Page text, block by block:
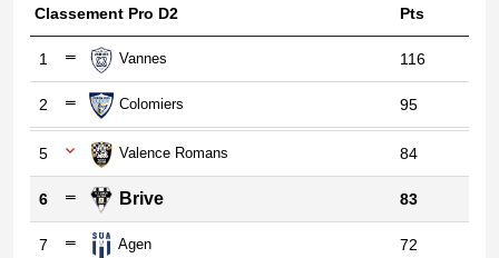
Classement Pro D2 Pts
1 Vannes 116
2 Colomiers 95
5 Valence Romans 84
6 Brive 83
7 Agen 72